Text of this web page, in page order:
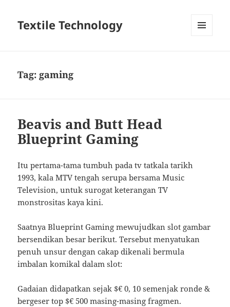
Textile Technology
Tag: gaming
Beavis and Butt Head
Blueprint Gaming
Itu pertama-tama tumbuh pada tv tatkala tarikh
1993, kala MTV tengah serupa bersama Music
Television, untuk surogat keterangan TV
monstrositas kaya kini.
Saatnya Blueprint Gaming mewujudkan slot gambar
bersendikan besar berikut. Tersebut menyatukan
penuh unsur dengan cakap dikenali bermula
imbalan komikal dalam slot:
Gadaian didapatkan sejak $€ 0, 10 semenjak ronde &
bergeser top $€ 500 masing-masing fragmen.